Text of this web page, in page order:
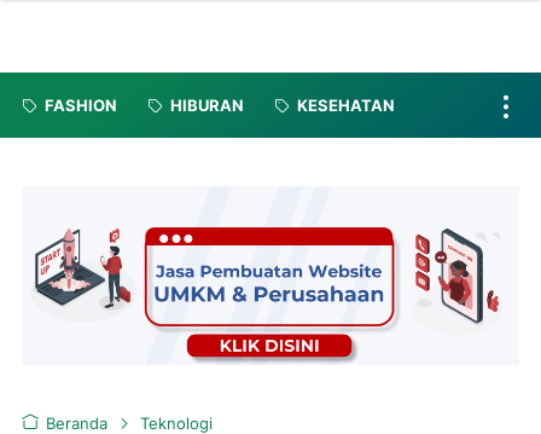
FASHION HIBURAN KESEHATAN
Beranda Teknologi